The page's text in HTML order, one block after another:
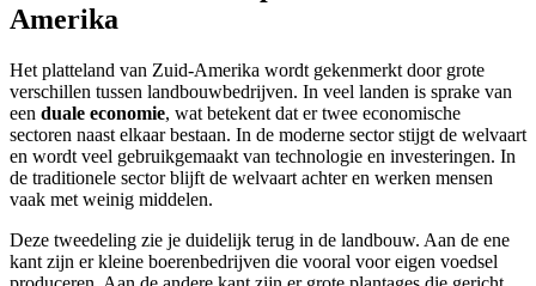
Amerika
Het platteland van Zuid-Amerika wordt gekenmerkt door grote
verschillen tussen landbouwbedrijven. In veel landen is sprake van
een duale economie, wat betekent dat er twee economische
sectoren naast elkaar bestaan. In de moderne sector stijgt de welvaart
en wordt veel gebruikgemaakt van technologie en investeringen. In
de traditionele sector blijft de welvaart achter en werken mensen
vaak met weinig middelen.
Deze tweedeling zie je duidelijk terug in de landbouw. Aan de ene
kant zijn er kleine boerenbedrijven die vooral voor eigen voedsel